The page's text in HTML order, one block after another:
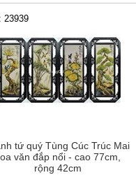
tứ quý Tùng Cúc Trúc Mai
văn đắp nổi - cao 77cm,
rộng 42cm
23939